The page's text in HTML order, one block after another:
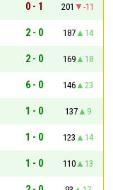
0 - 1 201
-11
2 - 0 187
14
2 - 0 169
18
6 - 0 146
23
1 - 0 137
9
1 - 0 123
14
1 - 0 110
13